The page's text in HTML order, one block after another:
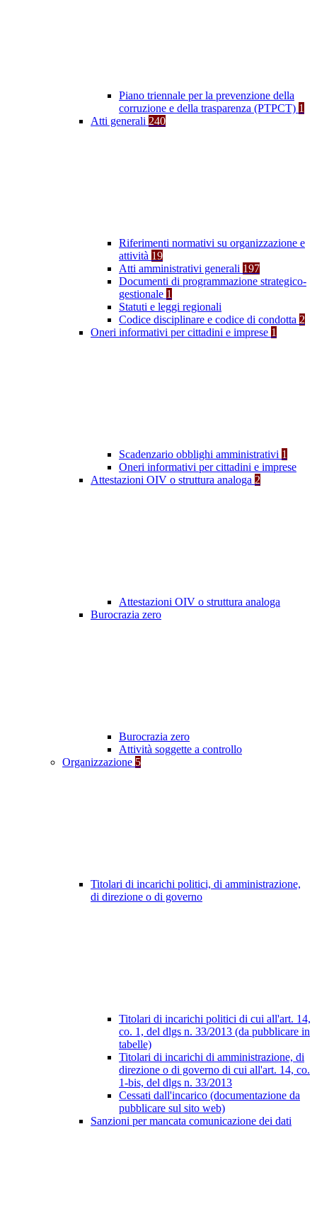
Piano triennale per la prevenzione della
corruzione e della trasparenza (PTPCT) 1
Atti generali 240
Riferimenti normativi su organizzazione e
attività 19
Atti amministrativi generali 197
Documenti di programmazione strategico-
gestionale 1
Statuti e leggi regionali
Codice disciplinare e codice di condotta 2
Oneri informativi per cittadini e imprese 1
Scadenzario obblighi amministrativi 1
Oneri informativi per cittadini e imprese
Attestazioni OIV o struttura analoga 2
Attestazioni OIV o struttura analoga
Burocrazia zero
Burocrazia zero
Attività soggette a controllo
Organizzazione 5
Titolari di incarichi politici, di amministrazione,
di direzione o di governo
Titolari di incarichi politici di cui all'art. 14,
co. 1, del dlgs n. 33/2013 (da pubblicare in
tabelle)
Titolari di incarichi di amministrazione, di
direzione o di governo di cui all'art. 14, co.
1-bis, del dlgs n. 33/2013
Cessati dall'incarico (documentazione da
pubblicare sul sito web)
Sanzioni per mancata comunicazione dei dati